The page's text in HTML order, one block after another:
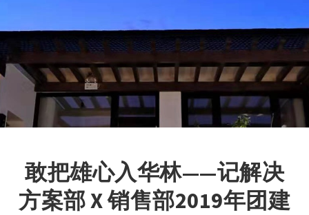
敢把雄心入华林——记解决
方案部 X 销售部2019年团建